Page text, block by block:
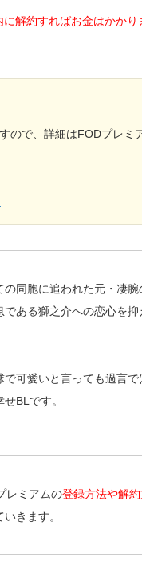
解約すればお金はかかり
ので、詳細はFODプレミ
同胞に追われた元・凄腕
ある獅之介への恋心を抑
可愛いと言っても過言で
BLです。
レミアムの登録方法や解約
きます。